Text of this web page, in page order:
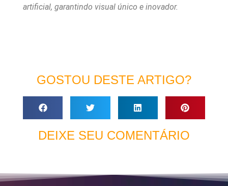
artificial, garantindo visual único e inovador.
GOSTOU DESTE ARTIGO?
DEIXE SEU COMENTÁRIO